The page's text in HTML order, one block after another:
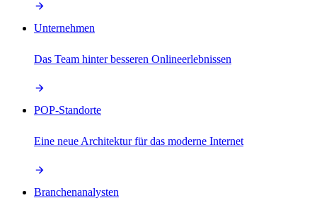
Unternehmen
Das Team hinter besseren Onlineerlebnissen
POP-Standorte
Eine neue Architektur für das moderne Internet
Branchenanalysten